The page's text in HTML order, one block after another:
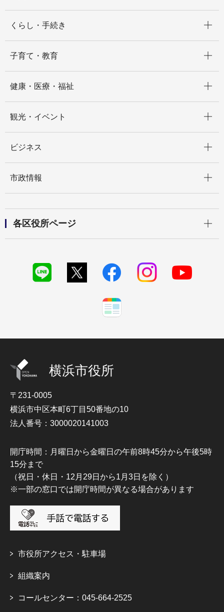
くらし・手続き
子育て・教育
健康・医療・福祉
観光・イベント
ビジネス
市政情報
各区役所ページ
横浜市役所
〒231-0005
横浜市中区本町6丁目50番地の10
法人番号：3000020141003
開庁時間：月曜日から金曜日の午前8時45分から午後5時
15分まで
（祝日・休日・12月29日から1月3日を除く）
※一部の窓口では開庁時間が異なる場合があります
市役所アクセス・駐車場
組織案内
コールセンター：045-664-2525